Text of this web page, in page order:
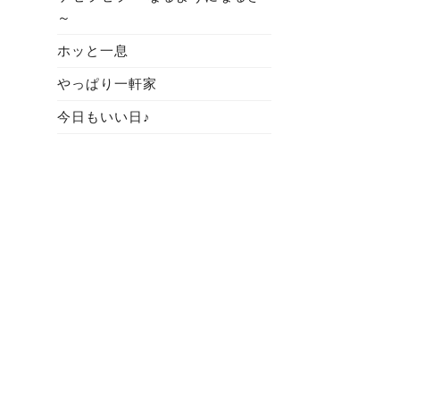
～
ホッと一息
やっぱり一軒家
今日もいい日♪